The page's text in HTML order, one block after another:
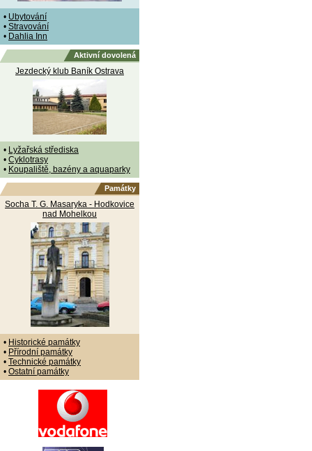
• Ubytování
• Stravování
• Dahlia Inn
Aktivní dovolená
Jezdecký klub Baník Ostrava
• Lyžařská střediska
• Cyklotrasy
• Koupaliště, bazény a aquaparky
Památky
Socha T. G. Masaryka - Hodkovice
nad Mohelkou
• Historické památky
• Přírodní památky
• Technické památky
• Ostatní památky